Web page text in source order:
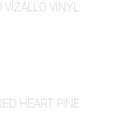
VÍZÁLLÓ VINYL
HEART PINE